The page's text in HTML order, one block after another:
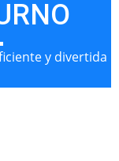
y divertida